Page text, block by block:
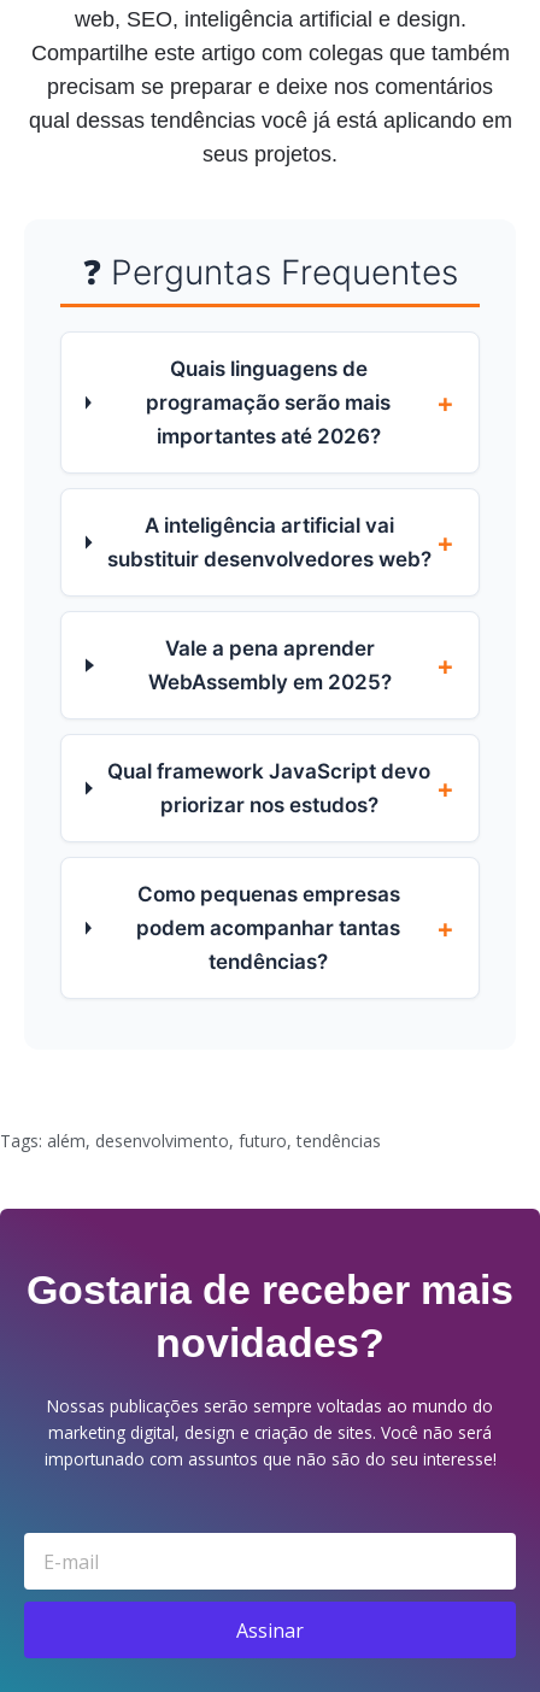
web, SEO, inteligência artificial e design.
Compartilhe este artigo com colegas que também
precisam se preparar e deixe nos comentários
qual dessas tendências você já está aplicando em
seus projetos.
❓ Perguntas Frequentes
Quais linguagens de
programação serão mais
importantes até 2026?
+
A inteligência artificial vai
substituir desenvolvedores web?
+
Vale a pena aprender
WebAssembly em 2025?
+
Qual framework JavaScript devo
priorizar nos estudos?
+
Como pequenas empresas
podem acompanhar tantas
tendências?
+
Tags: além, desenvolvimento, futuro,tendências
Gostaria de receber mais
novidades?
Nossas publicações serão sempre voltadas ao mundo do
marketing digital, design e criação de sites. Você não será
importunado com assuntos que não são do seu interesse!
Email
Assinar